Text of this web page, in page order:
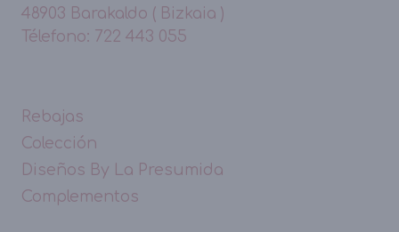
48903 Barakaldo ( Bizkaia )
Télefono: 722 443 055
Rebajas
Colección
Diseños By La Presumida
Complementos